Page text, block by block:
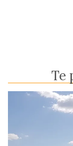
Te